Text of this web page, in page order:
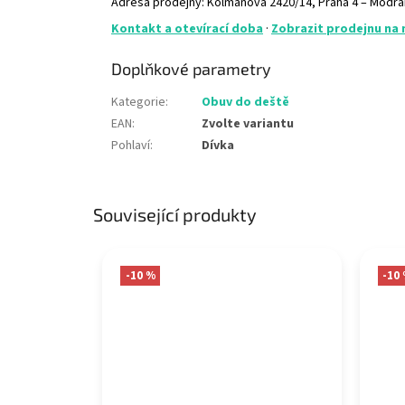
Související produkty
-10 % -10
Kontakt a otevírací doba · Zobrazit prodejnu na
Doplňkové parametry
Kategorie:
Obuv do deště
EAN:
Zvolte variantu
Pohlaví: Dívka